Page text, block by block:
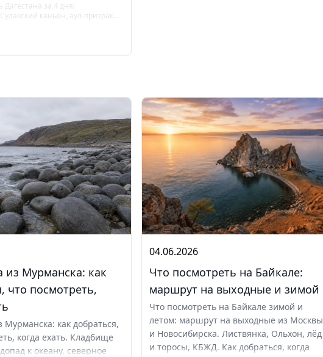
за 4 дня!
каньон, аул-призрак
из Мурманска: как
что посмотреть,
Мурманска: как добраться,
когда ехать. Кладбище
к океану, северное
04.06.2026
Что посмотреть на Байкале:
маршрут на выходные и зимой
Что посмотреть на Байкале зимой и
летом: маршрут на выходные из Москвы
и Новосибирска. Листвянка, Ольхон, лёд
и торосы, КБЖД. Как добраться, когда